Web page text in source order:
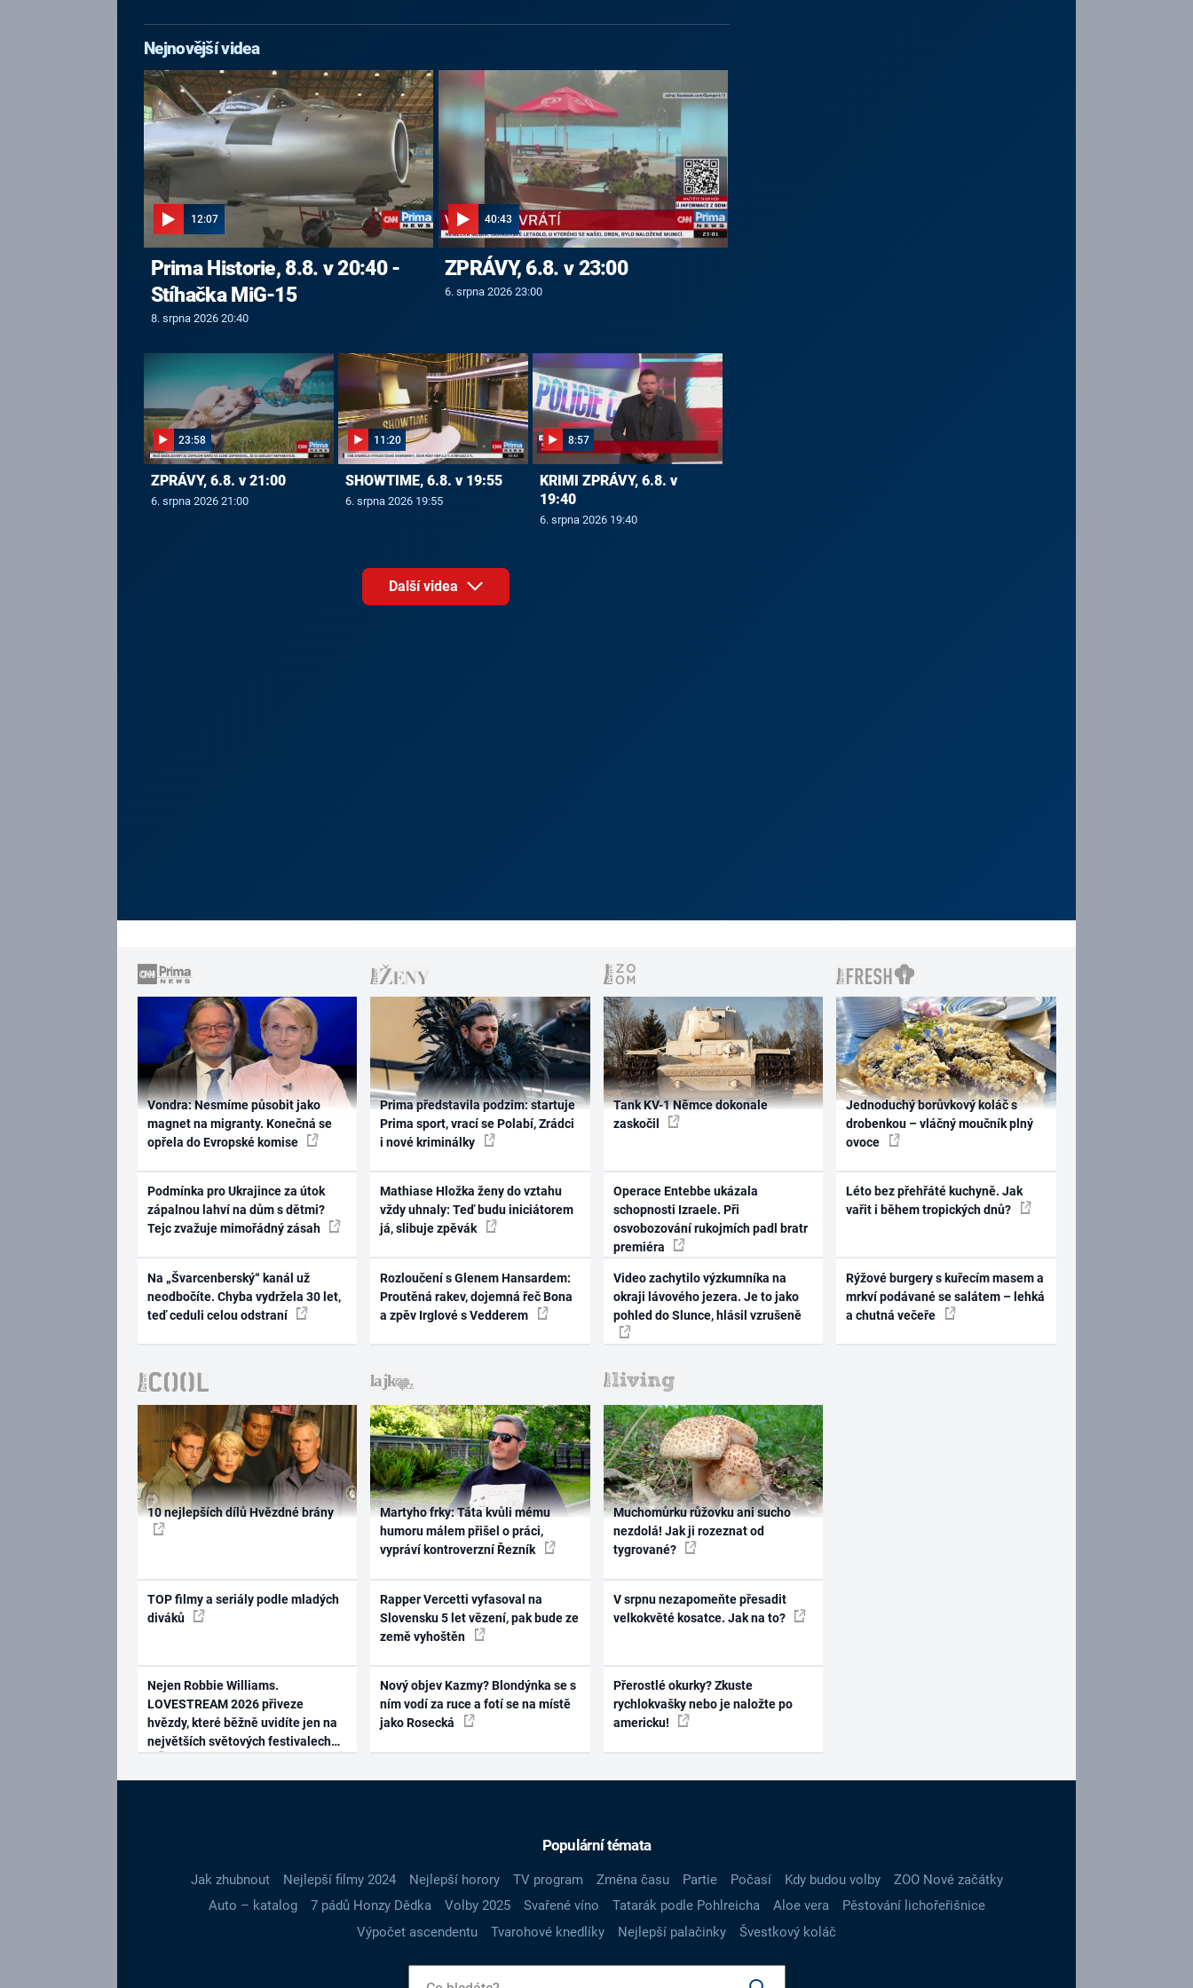
Nejnovější videa
12:07
Prima Historie, 8.8. v 20:40 -
Stíhačka MiG-15
8. srpna 2026 20:40
40:43
ZPRÁVY, 6.8. v 23:00
6. srpna 2026 23:00
23:58
ZPRÁVY, 6.8. v 21:00
6. srpna 2026 21:00
11:20
SHOWTIME, 6.8. v 19:55
6. srpna 2026 19:55
8:57
KRIMI ZPRÁVY, 6.8. v
19:40
6. srpna 2026 19:40
Další videa
Vondra: Nesmíme působit jako
magnet na migranty. Konečná se
opřela do Evropské komise
Podmínka pro Ukrajince za útok
zápalnou lahví na dům s dětmi?
Tejc zvažuje mimořádný zásah
Na „Švarcenberský“ kanál už
neodbočíte. Chyba vydržela 30 let,
teď ceduli celou odstraní
Prima představila podzim: startuje
Prima sport, vrací se Polabí, Zrádci
i nové kriminálky
Mathiase Hložka ženy do vztahu
vždy uhnaly: Teď budu iniciátorem
já, slibuje zpěvák
Rozloučení s Glenem Hansardem:
Proutěná rakev, dojemná řeč Bona
a zpěv Irglové s Vedderem
Tank KV-1 Němce dokonale
zaskočil
Operace Entebbe ukázala
schopnosti Izraele. Při
osvobozování rukojmích padl bratr
premiéra
Video zachytilo výzkumníka na
okraji lávového jezera. Je to jako
pohled do Slunce, hlásil vzrušeně
Jednoduchý borůvkový koláč s
drobenkou – vláčný moučník plný
ovoce
Léto bez přehřáté kuchyně. Jak
vařit i během tropických dnů?
Rýžové burgery s kuřecím masem a
mrkví podávané se salátem – lehká
a chutná večeře
10 nejlepších dílů Hvězdné brány
TOP filmy a seriály podle mladých
diváků
Nejen Robbie Williams.
LOVESTREAM 2026 přiveze
hvězdy, které běžně uvidíte jen na
největších světových festivalech
Martyho frky: Táta kvůli mému
humoru málem přišel o práci,
vypráví kontroverzní Řezník
Rapper Vercetti vyfasoval na
Slovensku 5 let vězení, pak bude ze
země vyhoštěn
Nový objev Kazmy? Blondýnka se s
ním vodí za ruce a fotí se na místě
jako Rosecká
Muchomůrku růžovku ani sucho
nezdolá! Jak ji rozeznat od
tygrované?
V srpnu nezapomeňte přesadit
velkokvěté kosatce. Jak na to?
Přerostlé okurky? Zkuste
rychlokvašky nebo je naložte po
americku!
Populární témata
Jak zhubnout Nejlepší filmy 2024 Nejlepší horory TV program Změna času Partie Počasí Kdy budou volby
ZOO Nové začátky
Auto – katalog
7 pádů Honzy Dědka Volby 2025 Svařené víno Tatarák podle Pohlreicha Aloe vera
Pěstování lichořeřišnice
Výpočet ascendentu
Tvarohové knedlíky Nejlepší palačinky Švestkový koláč